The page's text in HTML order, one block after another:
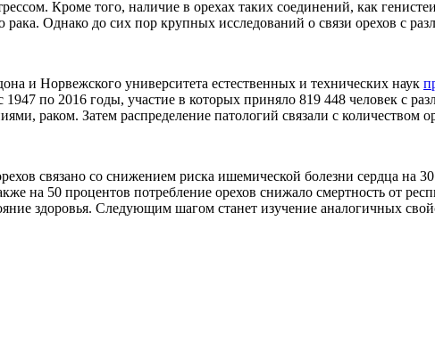
Кроме того, наличие в орехах таких соединений, как
Однако до сих пор крупных исследований о связи орехов с
и Норвежского университета естественных и технических наук
по 2016 годы, участие в которых приняло 819 448 человек с
раком. Затем распределение патологий связали с количеством
связано со снижением риска ишемической болезни сердца
на 50 процентов потребление орехов снижало смертность от
здоровья. Следующим шагом станет изучение аналогичных